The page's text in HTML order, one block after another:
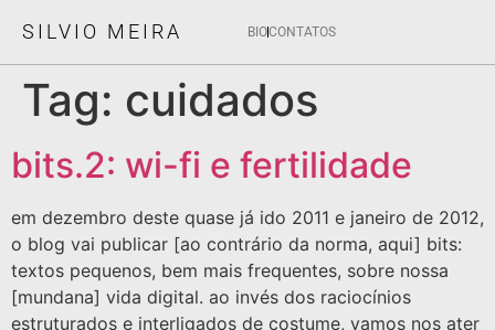
SILVIO MEIRA BIOCONTATOS
Tag: cuidados
bits.2: wi-fi e fertilidade
em dezembro deste quase já ido 2011 e janeiro de 2012,
o blog vai publicar [ao contrário da norma, aqui] bits:
textos pequenos, bem mais frequentes, sobre nossa
[mundana] vida digital. ao invés dos raciocínios
estruturados e interligados de costume, vamos nos ater